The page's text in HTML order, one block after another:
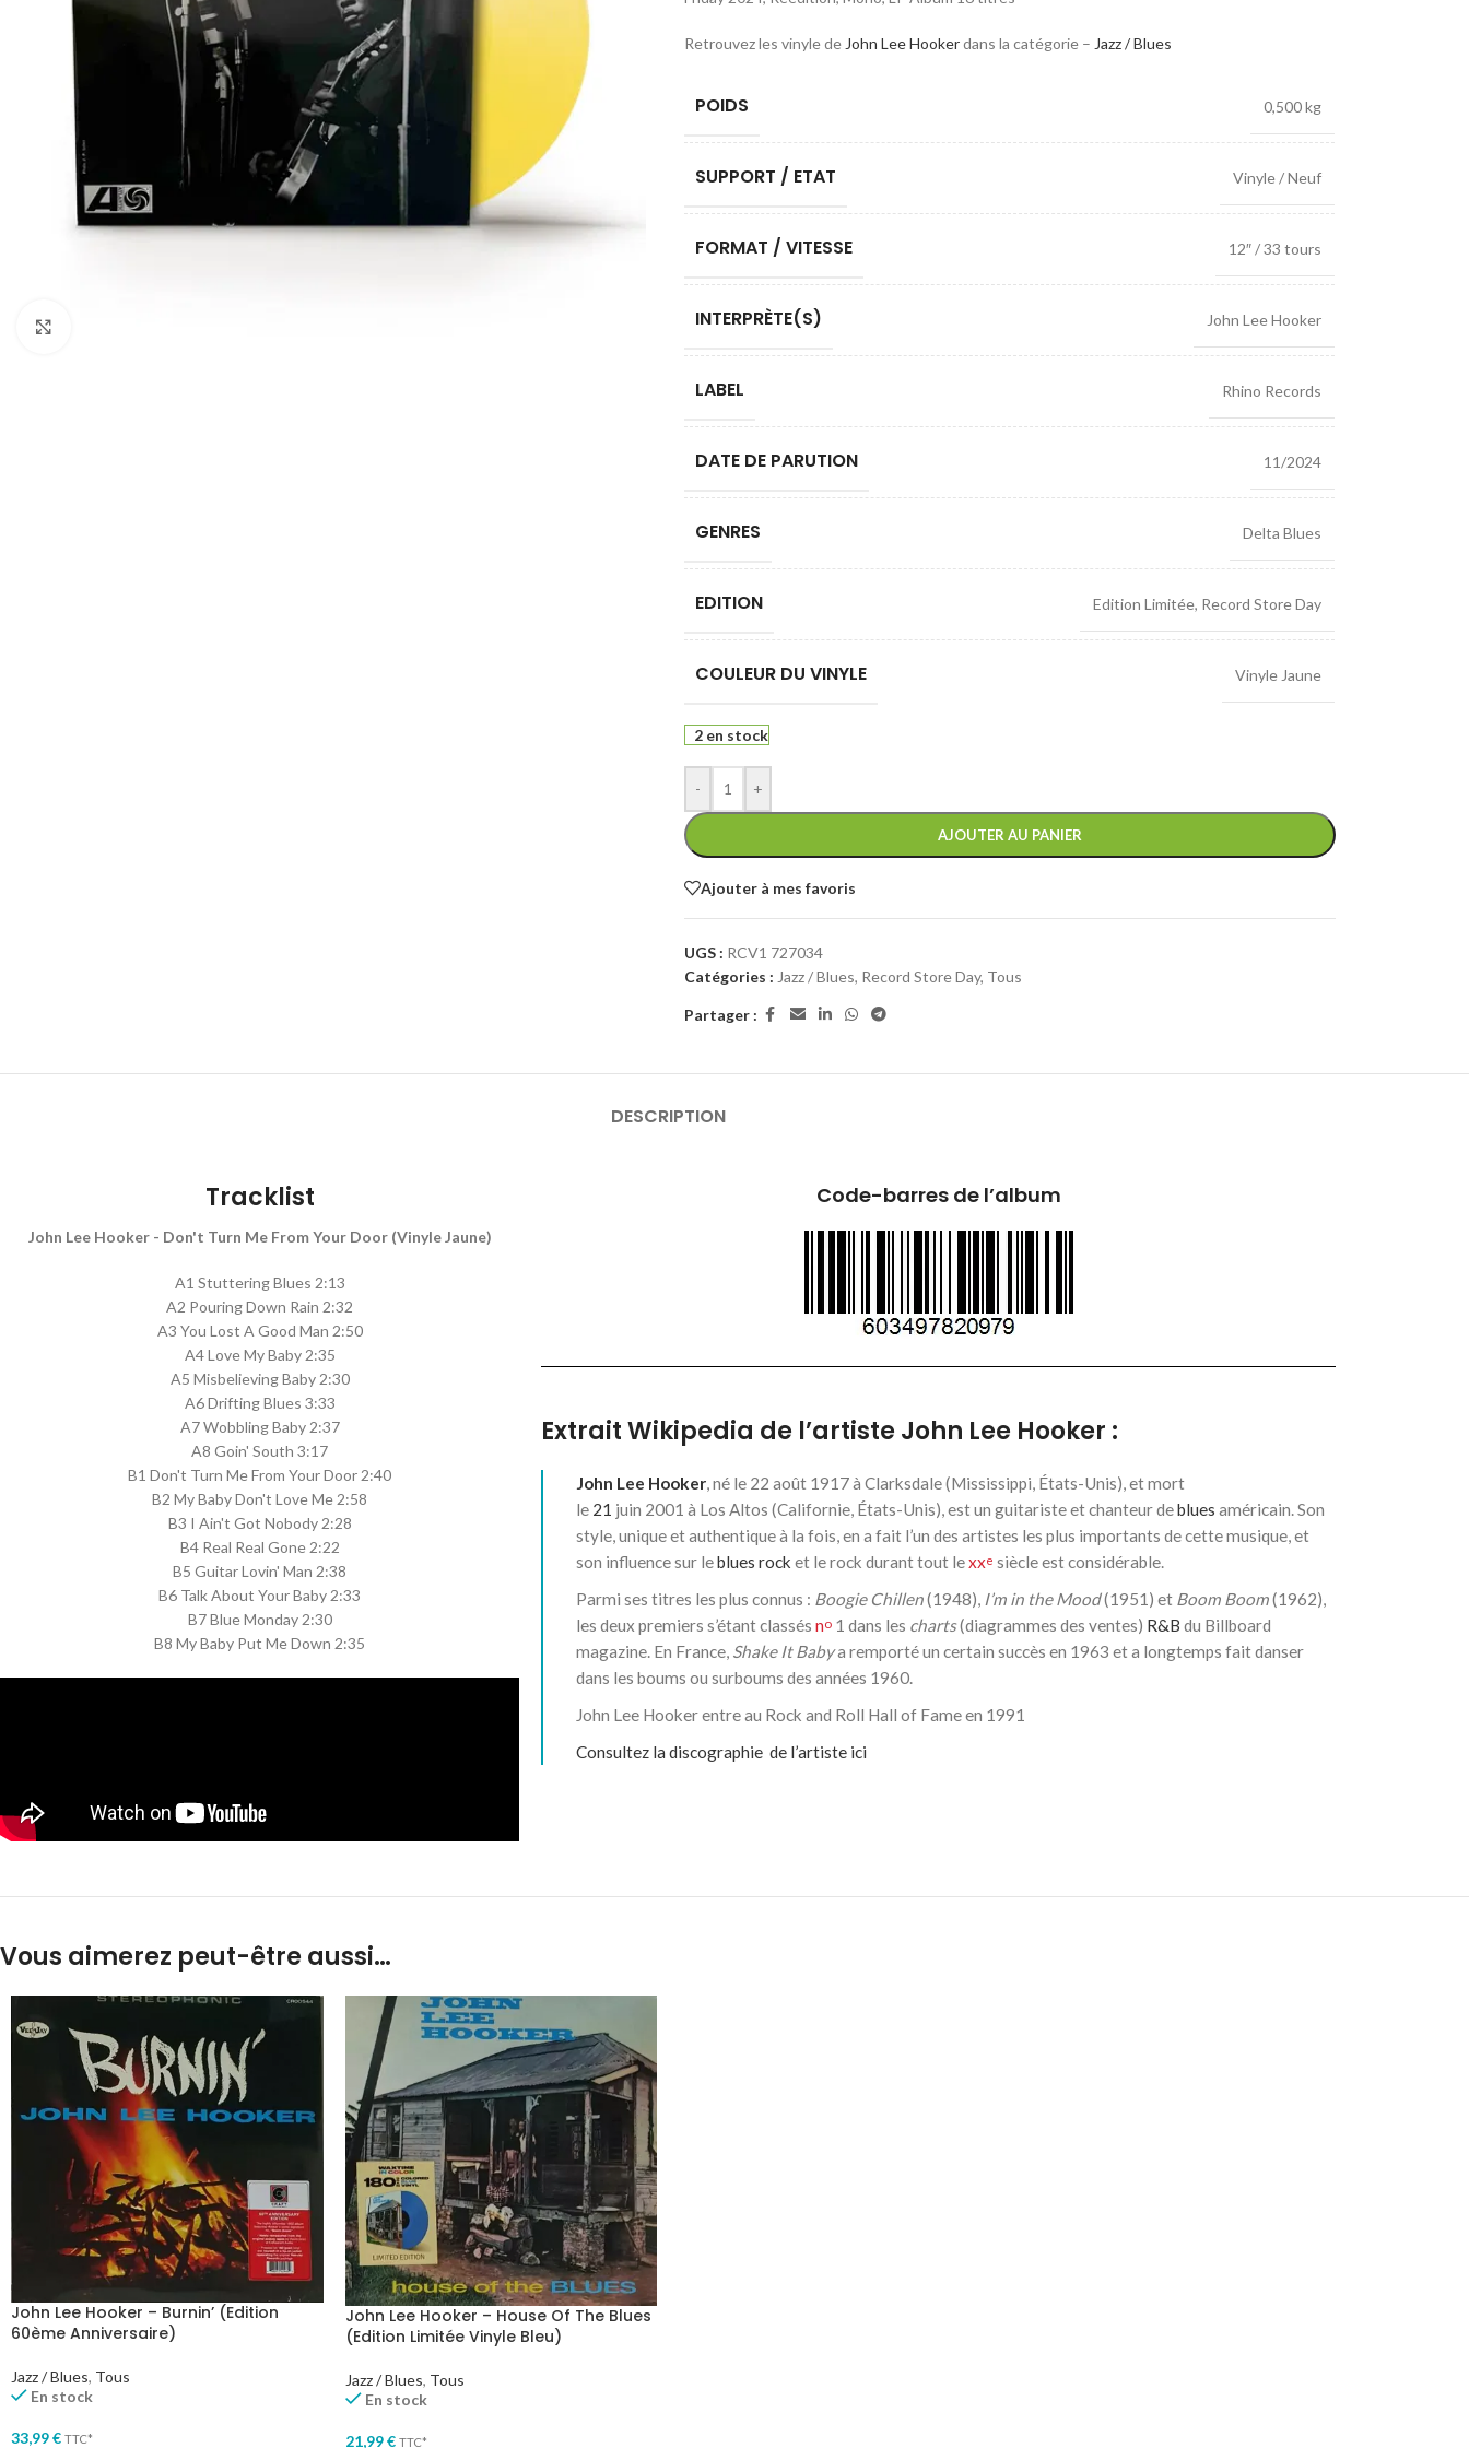
Retrouvez les vinyle de John Lee Hookerdans la catégorie – Jazz / Blues
POIDS 0,500 kg
SUPPORT / ETAT Vinyle / Neuf
FORMAT / VITESSE 12″ / 33 tours
INTERPRÈTE(S) John Lee Hooker
LABEL Rhino Records
DATE DE PARUTION 11/2024
GENRES Delta Blues
EDITION Edition Limitée, Record Store Day
COULEUR DU VINYLE Vinyle Jaune
2 en stock
- +
AJOUTER AU PANIER
Ajouter à mes favoris
UGS : RCV1 727034
Catégories : Jazz / Blues, Record Store Day, Tous
Partager :
DESCRIPTION
Tracklist
John Lee Hooker - Don't Turn Me From Your Door (Vinyle Jaune)
A1 Stuttering Blues 2:13
A2 Pouring Down Rain 2:32
A3 You Lost A Good Man 2:50
A4 Love My Baby 2:35
A5 Misbelieving Baby 2:30
A6 Drifting Blues 3:33
A7 Wobbling Baby 2:37
A8 Goin' South 3:17
B1 Don't Turn Me From Your Door 2:40
B2 My Baby Don't Love Me 2:58
B3 I Ain't Got Nobody 2:28
B4 Real Real Gone 2:22
B5 Guitar Lovin' Man 2:38
B6 Talk About Your Baby 2:33
B7 Blue Monday 2:30
B8 My Baby Put Me Down 2:35
Code-barres de l’album
Extrait Wikipedia de l’artiste John Lee Hooker :
John Lee Hooker, né le 22 août 1917à Clarksdale (Mississippi, États-Unis), et mort
le 21 juin 2001 à Los Altos (Californie, États-Unis), est un guitariste et chanteur deblues américain. Son
style, unique et authentique à la fois, en a fait l’un des artistes les plus importants de cette musique, et
son influence sur leblues rock et le rock durant tout lexxe siècle est considérable.
Parmi ses titres les plus connus : Boogie Chillen(1948), I’m in the Mood(1951) et Boom Boom(1962),
les deux premiers s’étant classésno 1 dans les charts(diagrammes des ventes) R&B du Billboard
magazine. En France, Shake It Babya remporté un certain succès en 1963 et a longtemps fait danser
dans les boums ou surboums des années 1960.
John Lee Hooker entre au Rock and Roll Hall of Fame en 1991
Consultez la discographie de l’artiste ici
Vous aimerez peut-être aussi…
John Lee Hooker – Burnin’ (Edition
60ème Anniversaire)
Jazz / Blues, Tous
En stock
33,99€ TTC*
John Lee Hooker – House Of The Blues
(Edition Limitée Vinyle Bleu)
Jazz / Blues, Tous
En stock
21,99€ TTC*